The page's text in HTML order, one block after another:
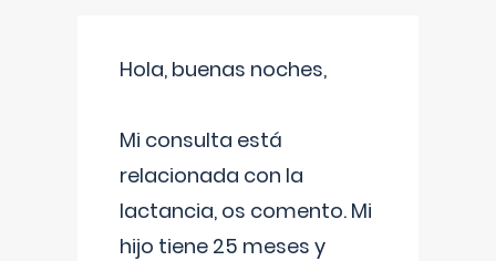
Hola, buenas noches,
Mi consulta está
relacionada con la
lactancia, os comento. Mi
hijo tiene 25 meses y